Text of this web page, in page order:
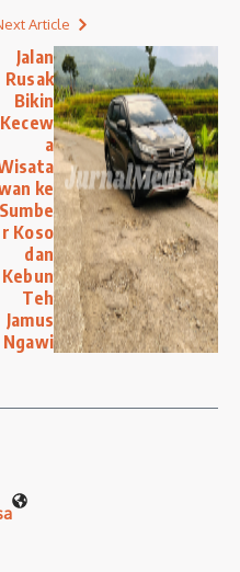
Article
Jalan
Rusak
Bikin
Kecew
a
ke
Sumbe
r Koso
dan
Kebun
Teh
Jamus
Ngawi